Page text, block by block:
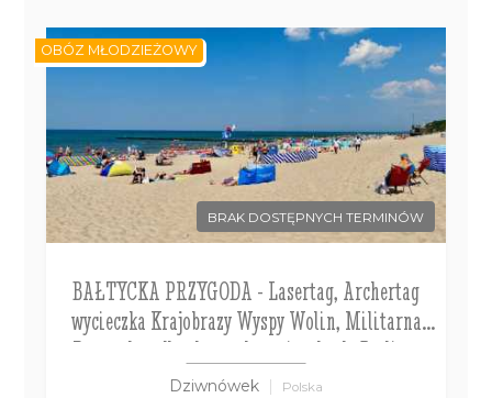
BRAK DOSTĘPNYCH TERMINÓW
BAŁTYCKA PRZYGODA - Lasertag, Archertag
wycieczka Krajobrazy Wyspy Wolin, Militarna
Przygoda a dla chętnych wycieczka do Berlina.
Kolonie 7-13 lat, Obóz 14-18 lat
Dziwnówek Polska
OBÓZ MŁODZIEŻOWY